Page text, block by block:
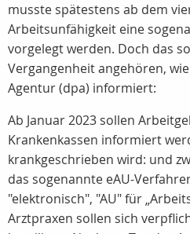
musste spätestens ab dem
Arbeitsunfähigkeit eine
vorgelegt werden. Doch das
Vergangenheit angehören,
Agentur (dpa) informiert:
Ab Januar 2023 sollen
Krankenkassen informiert
krankgeschrieben wird: und
das sogenannte eAU-
"elektronisch", "AU" für
Arztpraxen sollen sich